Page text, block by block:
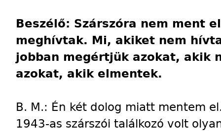
Beszélő: Szárszóra nem ment
meghívtak. Mi, akiket nem
jobban megértjük azokat, akik
azokat, akik elmentek.
B. M.: Én két dolog miatt mentem
1943-as szárszói találkozó volt